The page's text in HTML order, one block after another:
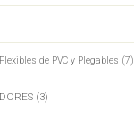
de PVC y Plegables (7)
(3)